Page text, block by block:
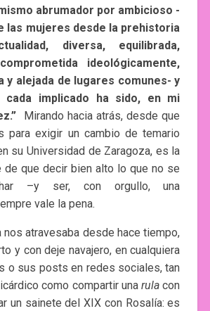
abrumador por ambicioso -
las mujeres desde la prehistoria
diversa, equilibrada,
ideológicamente,
y alejada de lugares comunes- y
implicado ha sido, en mi
Mirando hacia atrás, desde que
para exigir un cambio de temario
su Universidad de Zaragoza, es la
de que decir bien alto lo que no se
–y ser, con orgullo, una
vale la pena.
nos atravesaba desde hace tiempo,
y con deje navajero, en cualquiera
o sus posts en redes sociales, tan
como compartir unarula con
un sainete del XIX con Rosalía: es